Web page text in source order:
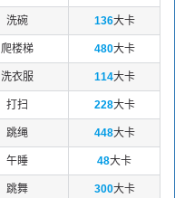
洗碗 136大卡
爬楼梯 480大卡
洗衣服 114大卡
打扫 228大卡
跳绳 448大卡
午睡 48大卡
跳舞 300大卡